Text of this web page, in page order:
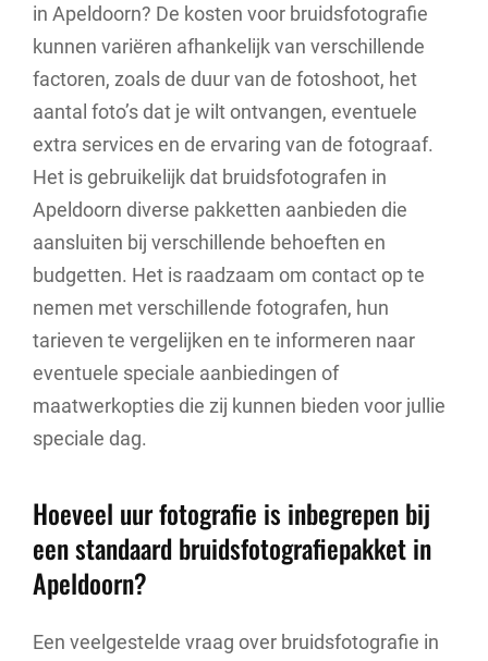
in Apeldoorn? De kosten voor bruidsfotografie
kunnen variëren afhankelijk van verschillende
factoren, zoals de duur van de fotoshoot, het
aantal foto’s dat je wilt ontvangen, eventuele
extra services en de ervaring van de fotograaf.
Het is gebruikelijk dat bruidsfotografen in
Apeldoorn diverse pakketten aanbieden die
aansluiten bij verschillende behoeften en
budgetten. Het is raadzaam om contact op te
nemen met verschillende fotografen, hun
tarieven te vergelijken en te informeren naar
eventuele speciale aanbiedingen of
maatwerkopties die zij kunnen bieden voor jullie
speciale dag.
Hoeveel uur fotografie is inbegrepen bij
een standaard bruidsfotografiepakket in
Apeldoorn?
Een veelgestelde vraag over bruidsfotografie in